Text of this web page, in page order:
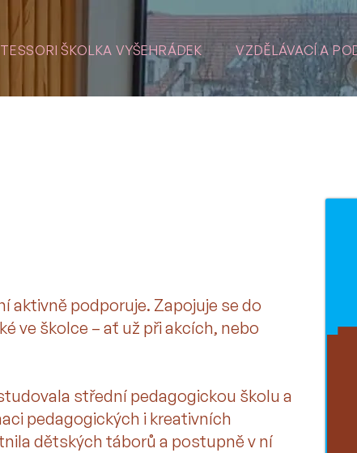
ŠKOLKA VYŠEHRÁDEK VZDĚLÁVACÍ A
aktivně podporuje. Zapojuje se do
ve školce – ať už při akcích, nebo
střední pedagogickou školu a
pedagogických i kreativních
dětských táborů a postupně v ní